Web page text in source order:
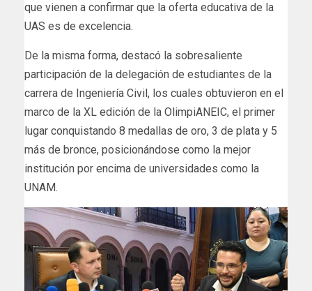
que vienen a confirmar que la oferta educativa de la
UAS es de excelencia.
De la misma forma, destacó la sobresaliente
participación de la delegación de estudiantes de la
carrera de Ingeniería Civil, los cuales obtuvieron en el
marco de la XL edición de la OlimpiANEIC, el primer
lugar conquistando 8 medallas de oro, 3 de plata y 5
más de bronce, posicionándose como la mejor
institución por encima de universidades como la
UNAM.